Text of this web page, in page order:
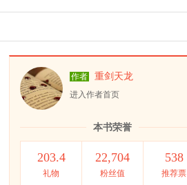
作者 重剑天龙
进入作者首页
本书荣誉
203.4
礼物
22,704
粉丝值
538
推荐票